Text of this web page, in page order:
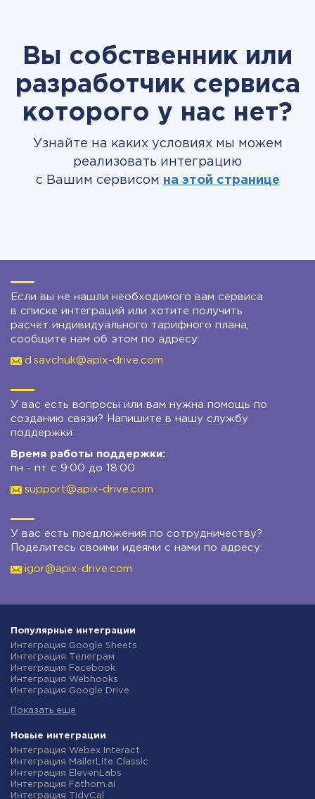
Вы собственник или
разработчик сервиса
которого у нас нет?
Узнайте на каких условиях мы можем
реализовать интеграцию
с Вашим сервисом на этой странице
Если вы не нашли необходимого вам сервиса
в списке интеграций или хотите получить
расчет индивидуального тарифного плана,
сообщите нам об этом по адресу:
d.savchuk@apix-drive.com
У вас есть вопросы или вам нужна помощь по
созданию связи? Напишите в нашу службу
поддержки:
Время работы поддержки:
пн - пт с 9:00 до 18:00
support@apix-drive.com
У вас есть предложения по сотрудничеству?
Поделитесь своими идеями с нами по адресу:
igor@apix-drive.com
Популярные интеграции
Интеграция Google Sheets
Интеграция Телеграм
Интеграция Facebook
Интеграция Webhooks
Интеграция Google Drive
Интеграция Gmail
Интеграция Новая Почта
Интеграция Binotel
Интеграция OpenAI (ChatGPT)
Интеграция Prom
Интеграция Приват24
Интеграция OLX
Показать еще
Новые интеграции
Интеграция Webex Interact
Интеграция MailerLite Classic
Интеграция ElevenLabs
Интеграция Fathom.ai
Интеграция TidyCal